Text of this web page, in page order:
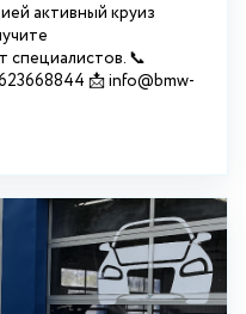
активный круиз
📞
📩 info@bmw-